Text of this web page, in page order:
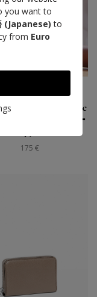
européen 12c
トゥルティー
ル
175 €
you want to
(Japanese) to
from Euro